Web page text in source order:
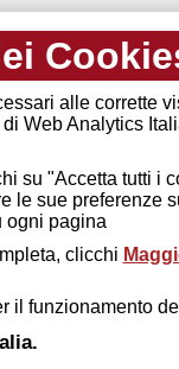
alle corrette
Web Analytics
su "Accetta tutti
le sue preferenze
ogni pagina
clicchi
il funzionamento